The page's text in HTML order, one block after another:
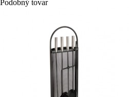
Podobný tovar